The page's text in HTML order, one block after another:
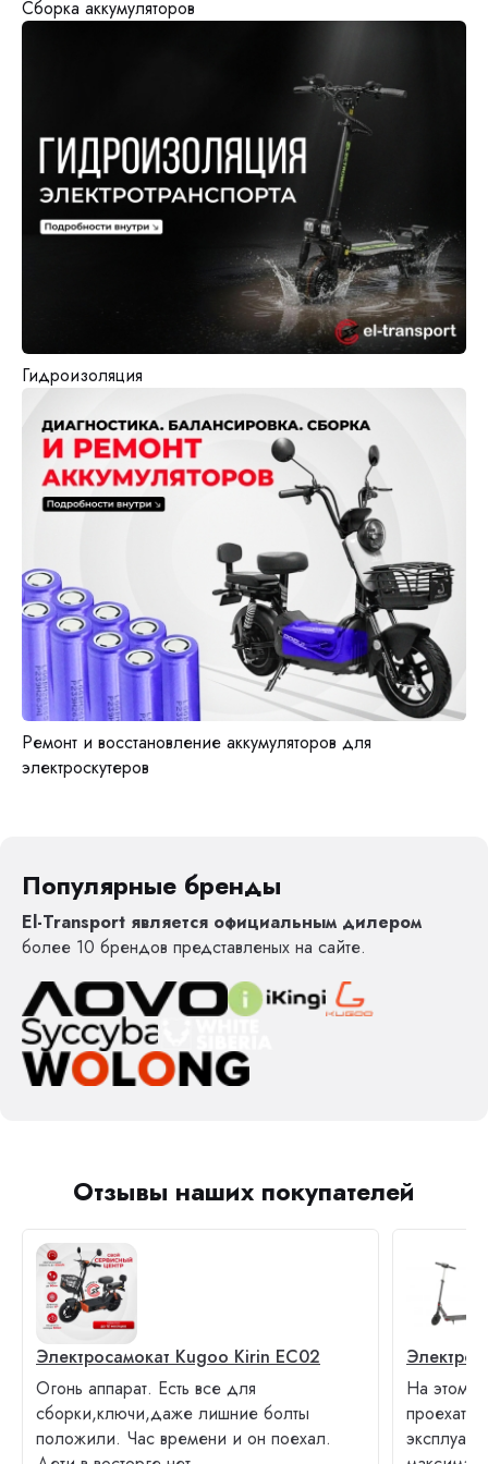
Сборка аккумуляторов
Гидроизоляция
Ремонт и восстановление аккумуляторов для
электроскутеров
Популярные бренды
El-Transport является официальным дилером
более 10 брендов представленых на сайте.
Отзывы наших покупателей
Электросамокат Kugoo Kirin EC02
Огонь аппарат. Есть все для
сборки,ключи,даже лишние болты
положили. Час времени и он поехал.
На этом
проехать